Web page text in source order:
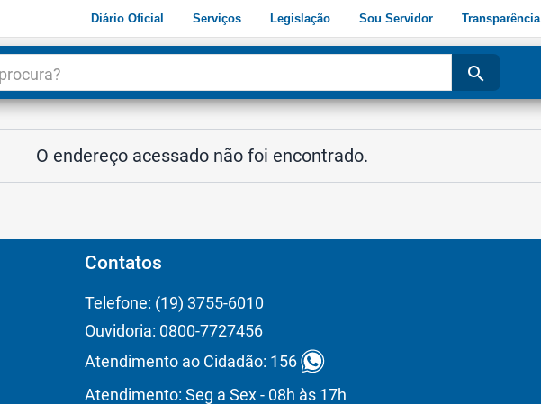
Diário Oficial Serviços Legislação Sou Servidor Transparência
search
O endereço acessado não foi encontrado.
Contatos
Telefone: (19) 3755-6010
Ouvidoria: 0800-7727456
Atendimento ao Cidadão: 156
Atendimento: Seg a Sex - 08h às 17h